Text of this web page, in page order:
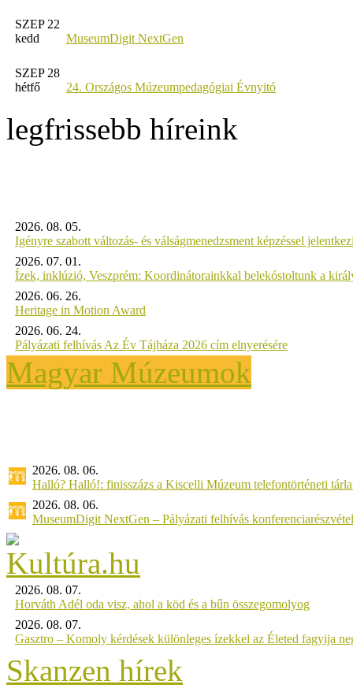
SZEP 22
kedd
MuseumDigit NextGen
SZEP 28
hétfő
24. Országos Múzeumpedagógiai Évnyitó
legfrissebb híreink
2026. 08. 05.
Igényre szabott változás- és válságmenedzsment képzéssel
2026. 07. 01.
Ízek, inklúzió, Veszprém: Koordinátorainkkal belekóstoltunk a
2026. 06. 26.
Heritage in Motion Award
2026. 06. 24.
Pályázati felhívás Az Év Tájháza 2026 cím elnyerésére
Magyar Múzeumok
2026. 08. 06.
Halló? Halló!: finisszázs a Kiscelli Múzeum telefontörténeti
2026. 08. 06.
MuseumDigit NextGen – Pályázati felhívás
2026. 08. 07.
Horváth Adél oda visz, ahol a köd és a bűn összegomolyog
2026. 08. 07.
Gasztro – Komoly kérdések különleges ízekkel az Életed fagyija
Skanzen hírek